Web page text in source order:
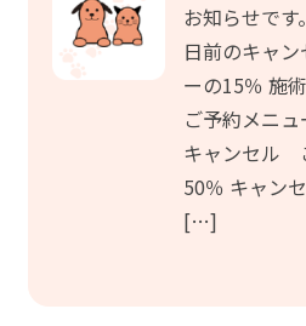
お知らせです
日前のキャ
ーの15％ 施
ご予約メニ
キャンセル
50％ キャン
[…]